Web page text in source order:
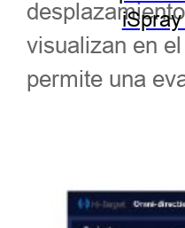
visualizan en
permite una